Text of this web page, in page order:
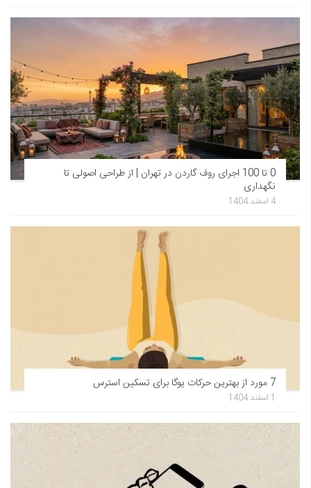
0 تا 100 اجرای روف گاردن در تهران | از طراحی اصولی تا
نگهداری
4 اسفند 1404
7 مورد از بهترین حرکات یوگا برای تسکین استرس
1 اسفند 1404